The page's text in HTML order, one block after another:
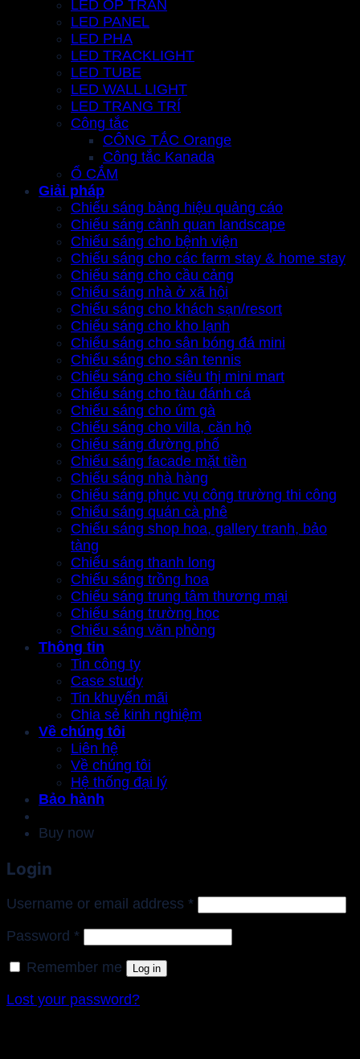
LED ỐP TRẦN
LED PANEL
LED PHA
LED TRACKLIGHT
LED TUBE
LED WALL LIGHT
LED TRANG TRÍ
Công tắc
CÔNG TẮC Orange
Công tắc Kanada
Ổ CẮM
Giải pháp
Chiếu sáng bảng hiệu quảng cáo
Chiếu sáng cảnh quan landscape
Chiếu sáng cho bệnh viện
Chiếu sáng cho các farm stay & home stay
Chiếu sáng cho cầu cảng
Chiếu sáng nhà ở xã hội
Chiếu sáng cho khách sạn/resort
Chiếu sáng cho kho lạnh
Chiếu sáng cho sân bóng đá mini
Chiếu sáng cho sân tennis
Chiếu sáng cho siêu thị mini mart
Chiếu sáng cho tàu đánh cá
Chiếu sáng cho úm gà
Chiếu sáng cho villa, căn hộ
Chiếu sáng đường phố
Chiếu sáng facade mặt tiền
Chiếu sáng nhà hàng
Chiếu sáng phục vụ công trường thi công
Chiếu sáng quán cà phê
Chiếu sáng shop hoa, gallery tranh, bảo
tàng
Chiếu sáng thanh long
Chiếu sáng trồng hoa
Chiếu sáng trung tâm thương mại
Chiếu sáng trường học
Chiếu sáng văn phòng
Thông tin
Tin công ty
Case study
Tin khuyến mãi
Chia sẻ kinh nghiệm
Về chúng tôi
Liên hệ
Về chúng tôi
Hệ thống đại lý
Bảo hành
Buy now
Login
Username or email address *Required
Password *Required
Remember me Log in
Lost your password?